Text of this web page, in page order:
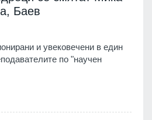
Баев
и увековечени в един
по "научен